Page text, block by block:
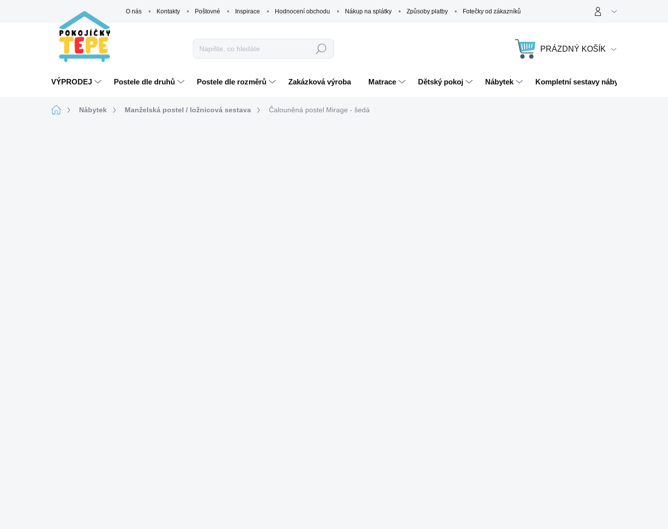
O nás Kontakty Poštovné Inspirace Hodnocení obchodu Nákup na splátky Způsoby platby Fotečky od zákazníků
Hledat
NÁKUPNÍ
PRÁZDNÝ KOŠÍK
VÝPRODEJ Postele dle druhů Postele dle rozměrů Zakázková výroba Matrace Dětský pokoj Nábytek Kompletní sestavy nábytku
DomůNábytek Manželská postel / ložnicová sestava Čalouněná postel Mirage - šedá